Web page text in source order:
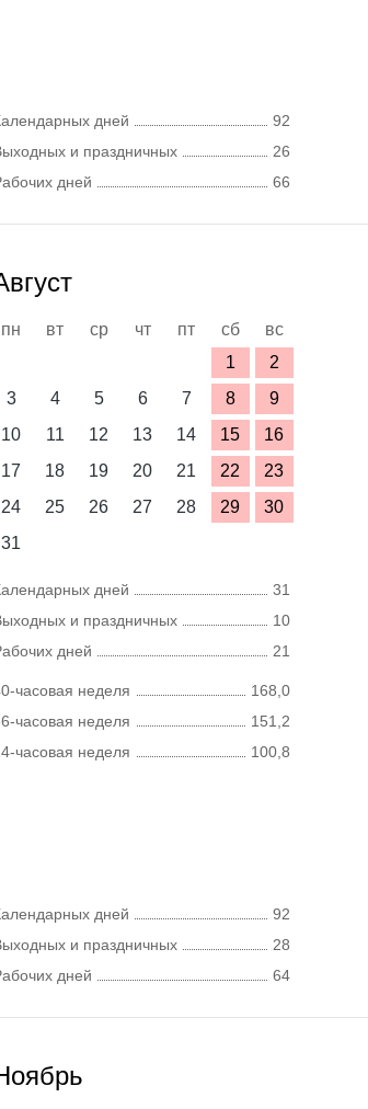
дней
92
и праздничных
26
дней
66
пн вт ср чт пт сб
вс
1
2
3
4 5 6 7 8
9
10
11 12 13 14 15
16
17
18 19 20 21 22
23
24
25 26 27 28 29
30
31
дней
31
и праздничных
10
дней
21
часовая неделя
168,0
часовая неделя
151,2
часовая неделя
100,8
дней
92
и праздничных
28
дней
64